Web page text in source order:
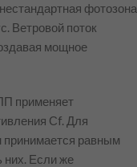
фотозона
Ветровой поток
мощное
применяет
Сf. Для
принимается равным
них. Если же